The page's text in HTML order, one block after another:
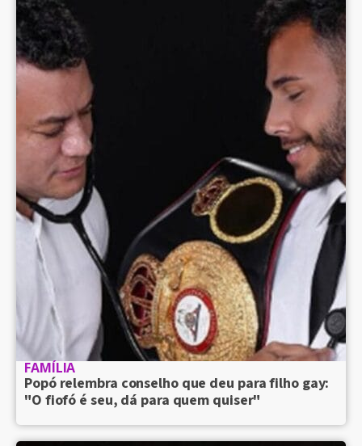
FAMÍLIA
Popó relembra conselho que deu para filho gay:
"O fiofó é seu, dá para quem quiser"